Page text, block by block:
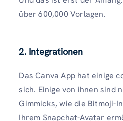
über 600,000 Vorlagen.
2. Integrationen
Das Canva App hat einige
sich. Einige von ihnen sind
Gimmicks, wie die Bitmoji-
Ihrem Snapchat-Avatar